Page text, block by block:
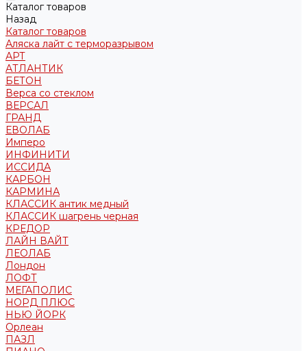
Каталог товаров
Назад
Каталог товаров
Аляска лайт с терморазрывом
АРТ
АТЛАНТИК
БЕТОН
Верса со стеклом
ВЕРСАЛ
ГРАНД
ЕВОЛАБ
Имперо
ИНФИНИТИ
ИССИДА
КАРБОН
КАРМИНА
КЛАССИК антик медный
КЛАССИК шагрень черная
КРЕДОР
ЛАЙН ВАЙТ
ЛЕОЛАБ
Лондон
ЛОФТ
МЕГАПОЛИС
НОРД ПЛЮС
НЬЮ ЙОРК
Орлеан
ПАЗЛ